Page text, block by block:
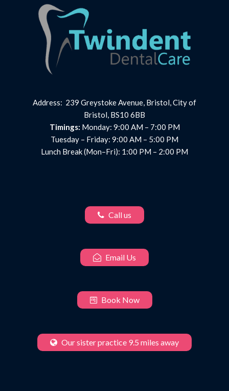
Address: 239 Greystoke Avenue, Bristol, City of
Bristol, BS10 6BB
Timings: Monday: 9:00 AM – 7:00 PM
Tuesday – Friday: 9:00 AM – 5:00 PM
Lunch Break (Mon–Fri): 1:00 PM – 2:00 PM
Call us
Email Us
Book Now
Our sister practice 9.5 miles away